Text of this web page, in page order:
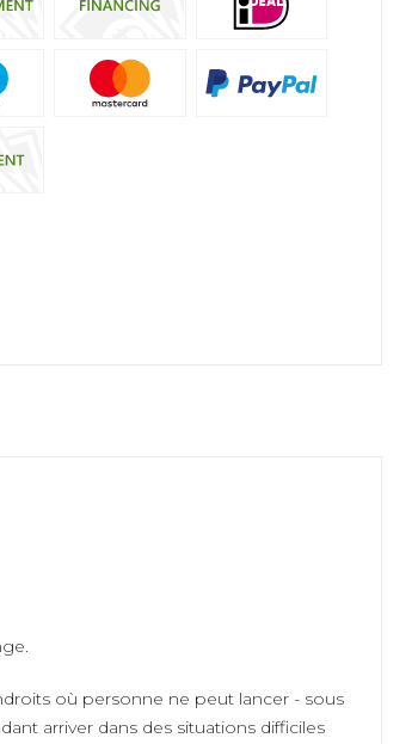
où personne ne peut lancer - sous
arriver dans des situations difficiles